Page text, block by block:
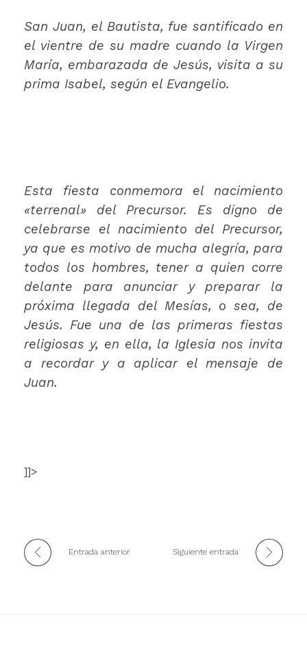
San Juan, el Bautista, fue santificado en
el vientre de su madre cuando la Virgen
María, embarazada de Jesús, visita a su
prima Isabel, según el Evangelio.
Esta fiesta conmemora el nacimiento
«terrenal» del Precursor. Es digno de
celebrarse el nacimiento del Precursor,
ya que es motivo de mucha alegría, para
todos los hombres, tener a quien corre
delante para anunciar y preparar la
próxima llegada del Mesías, o sea, de
Jesús. Fue una de las primeras fiestas
religiosas y, en ella, la Iglesia nos invita
a recordar y a aplicar el mensaje de
Juan.
]]>
Entrada anterior Siguiente entrada